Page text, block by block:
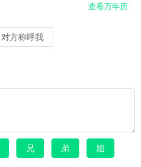
查看万年历
对方称呼我
兄 弟 姐